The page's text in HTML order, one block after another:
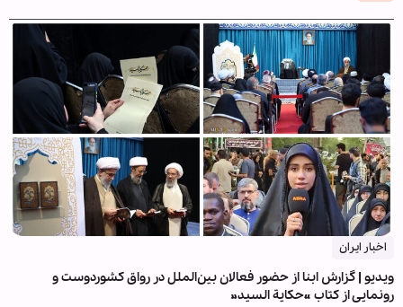
اخبار ایران
ویدیو | گزارش ابنا از حضور فعالان بین‌الملل در رواق کشوردوست و
رونمایی از کتاب «حکایة السید»